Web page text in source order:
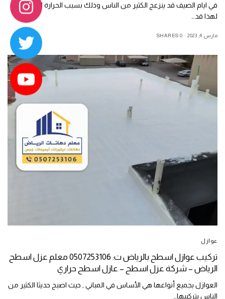
في ايام الصيف قد ينزعج الكثير من الناس وذلك بسبب الحرارة العالية ,
لهذا قد…
مارس 4, 2023 0 SHARES
عوازل
تركيب عوازل اسطح بالرياض ت: 0507253106 معلم عزل اسطح
الرياض – شركة عزل اسطح – عازل اسطح حراري
العوازل بجميع أنواعها هي الأساس في المباني , حيث اصبح حديثا الكثير من
الناس بتركيبها…